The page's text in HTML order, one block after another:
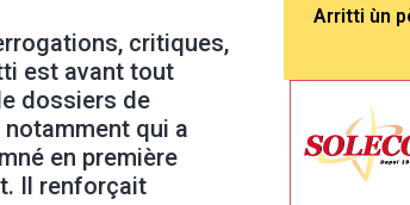
critiques,
est avant tout
dossiers de
qui a
en première
Il renforçait
Arritti ùn